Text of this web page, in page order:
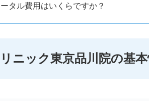
タル費用はいくらですか？
ニック東京品川院の基本